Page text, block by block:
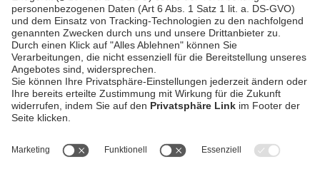
AGB
Datenschutzerklärung